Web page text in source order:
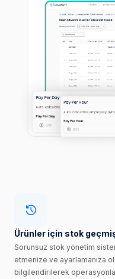
Ürünler için stok
Sorunsuz stok yönetim
etmenize ve ayarlamanıza
bilgilendirilerek